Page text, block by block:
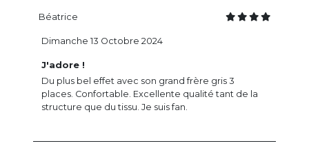
Béatrice
J'adore !
Du plus bel effet avec son grand frère gris 3
places. Confortable. Excellente qualité tant de la
structure que du tissu. Je suis fan.
Dimanche 13 Octobre 2024